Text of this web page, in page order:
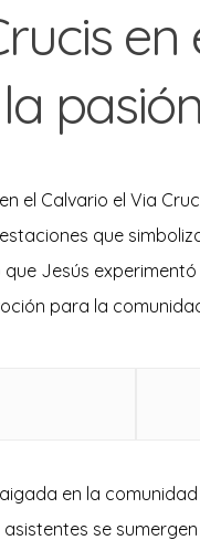
el Calvario el Via
que
Jesús
para la
en la
se